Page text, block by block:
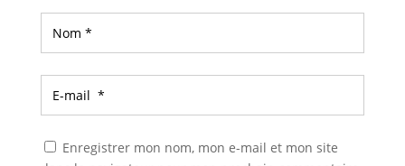
Enregistrer mon nom, mon e-mail et mon site